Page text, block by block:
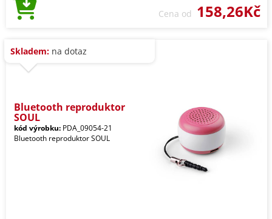
Cena od 158,26Kč
Skladem: na dotaz
Bluetooth reproduktor
SOUL
kód výrobku: PDA_09054-21
Bluetooth reproduktor SOUL